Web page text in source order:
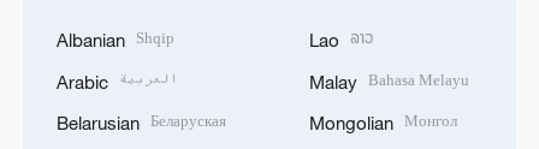
Albanian Shqip
Arabic العربية
Belarusian Беларуская
Lao ລາວ
Malay Bahasa Melayu
Mongolian Монгол